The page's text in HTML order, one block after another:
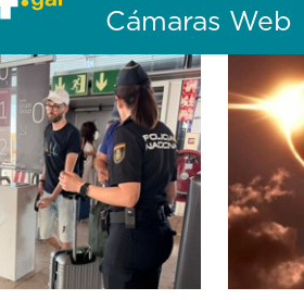
Cámaras Web